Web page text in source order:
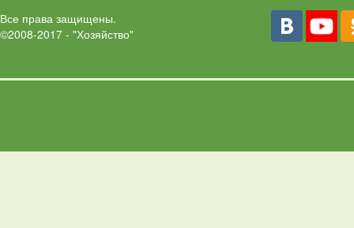
Все права защищены.
©2008-2017 - "Хозяйство"